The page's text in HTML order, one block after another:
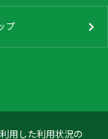
用した利用状況の
プ